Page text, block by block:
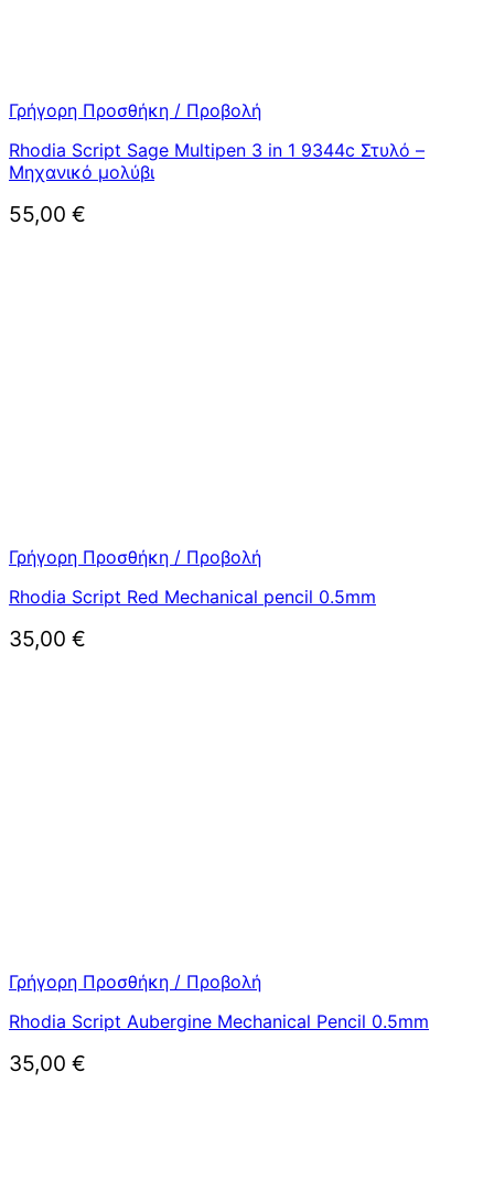
Γρήγορη Προσθήκη / Προβολή
Rhodia Script Sage Multipen 3 in 1 9344c Στυλό –
Μηχανικό μολύβι
55,00 €
Γρήγορη Προσθήκη / Προβολή
Rhodia Script Red Mechanical pencil 0.5mm
35,00 €
Γρήγορη Προσθήκη / Προβολή
Rhodia Script Aubergine Mechanical Pencil 0.5mm
35,00 €